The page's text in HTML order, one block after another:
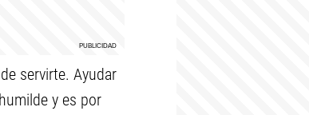
servirte. Ayudar
y es por